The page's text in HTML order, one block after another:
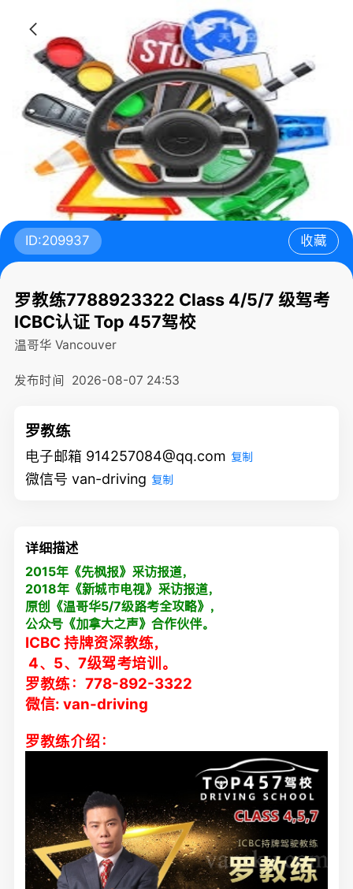
ID:209937 收藏
罗教练7788923322 Class 4/5/7 级驾考
ICBC认证 Top 457驾校
温哥华 Vancouver
发布时间 2026-08-07 24:53
罗教练
电子邮箱 914257084@qq.com 复制
微信号 van-driving 复制
详细描述
2015年《先枫报》采访报道，
2018年《新城市电视》采访报道，
原创《温哥华5/7级路考全攻略》，
公众号《加拿大之声》合作伙伴。
ICBC 持牌资深教练，
4、5、7级驾考培训。
罗教练：778-892-3322
微信:van-driving
罗教练介绍：